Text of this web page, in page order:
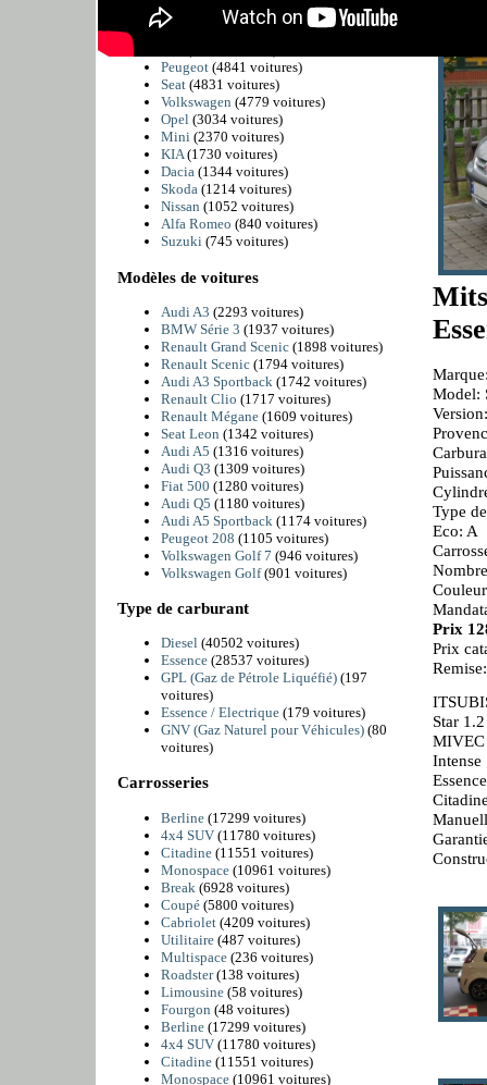
Model:
Type
Eco: A
Prix
Prix
Star 1.2
Intense
Essence
BMW
(6225 voitures)
Citroën
Peugeot(4841 voitures)
Seat(4831 voitures)
Volkswagen (4779 voitures)
Opel(3034 voitures)
Mini(2370 voitures)
KIA(1730 voitures)
Dacia(1344 voitures)
Skoda(1214 voitures)
Nissan (1052 voitures)
Alfa Romeo (840 voitures)
Suzuki(745 voitures)
Modèles de voitures
Audi A3 (2293 voitures)
BMW Série 3 (1937 voitures)
Renault Grand Scenic (1898 voitures)
Renault Scenic (1794 voitures)
Audi A3 Sportback (1742 voitures)
Renault Clio (1717 voitures)
Renault Mégane (1609 voitures)
Seat Leon (1342 voitures)
Audi A5 (1316 voitures)
Audi Q3 (1309 voitures)
Fiat 500 (1280 voitures)
Audi Q5 (1180 voitures)
Audi A5 Sportback (1174 voitures)
Peugeot 208 (1105 voitures)
Volkswagen Golf 7 (946 voitures)
Volkswagen Golf(901 voitures)
Type de carburant
Diesel(40502 voitures)
Essence(28537 voitures)
GPL (Gaz de Pétrole Liquéfié)(197
voitures)
Essence / Electrique(179 voitures)
GNV (Gaz Naturel pour Véhicules)(80
voitures)
Carrosseries
Berline(17299 voitures)
4x4 SUV(11780 voitures)
Citadine(11551 voitures)
Monospace(10961 voitures)
Break (6928 voitures)
Coupé(5800 voitures)
Cabriolet(4209 voitures)
Utilitaire(487 voitures)
Multispace(236 voitures)
Roadster(138 voitures)
Limousine(58 voitures)
Fourgon (48 voitures)
Berline(17299 voitures)
4x4 SUV(11780 voitures)
Citadine(11551 voitures)
Monospace(10961 voitures)